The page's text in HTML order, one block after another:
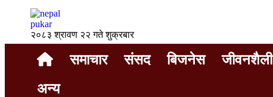
२०८३ श्रावण २२ गते शुक्रबार
समाचार संसद बिजनेस जीवनशैली
अन्य